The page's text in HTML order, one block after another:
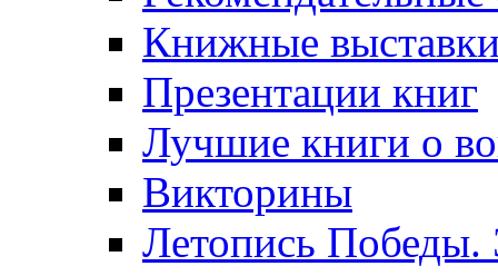
Книжные
Презентации книг
Лучшие книги о
Викторины
Летопись Победы.